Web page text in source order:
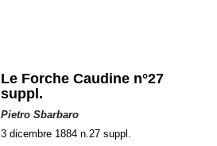
Le Forche Caudine n°27
suppl.
Pietro Sbarbaro
3 dicembre 1884 n.27 suppl.